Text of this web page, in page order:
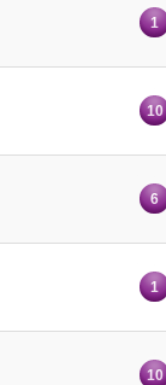
1
10
6
1
10